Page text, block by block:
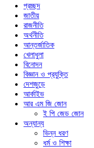
প্রচ্ছদ
জাতীয়
রাজনীতি
অর্থনীতি
আন্তর্জাতিক
খেলাধুলা
বিনোদন
বিজ্ঞান ও প্রযুক্তি
দেশজুড়ে
আর্কাইভ
আর এম জি জোন
ই পি জেড জোন
অন্যান্য
ভিন্ন ধরণ
ধর্ম ও শিক্ষা